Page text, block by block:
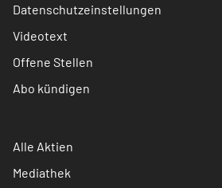
Datenschutzeinstellungen
Videotext
Offene Stellen
Abo kündigen
Alle Aktien
Mediathek